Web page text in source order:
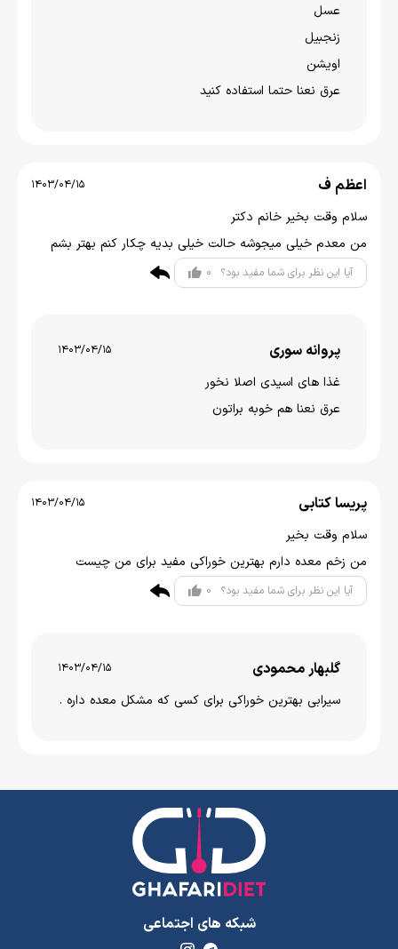
عسل
زنجبیل
اویشن
عرق نعنا حتما استفاده کنید
اعظم ف 1403/04/15
سلام وقت بخیر خانم دکتر
من معدم خیلی میجوشه حالت خیلی بدیه چکار کنم بهتر بشم
آیا این نظر برای شما مفید بود؟ 0
پروانه سوری 1403/04/15
غذا های اسیدی اصلا نخور
عرق نعنا هم خوبه براتون
پریسا کتابی 1403/04/15
سلام وقت بخیر
من زخم معده دارم بهترین خوراکی مفید برای من چیست
آیا این نظر برای شما مفید بود؟ 0
گلبهار محمودی 1403/04/15
سیرابی بهترین خوراکی برای کسی که مشکل معده داره .
شبکه های اجتماعی